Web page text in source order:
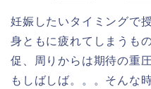
妊娠したいタイミングで
身ともに疲れてしまうも
促、周りからは期待の重
もしばしば。。。そんな